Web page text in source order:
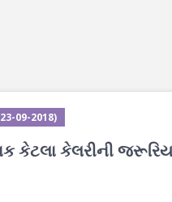
09-2018)
કેટલા કેલરીની